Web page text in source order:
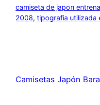
camiseta de japon
2008, tipografia utilizada
Camisetas Japón